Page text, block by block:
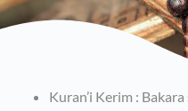
Kuran’i Kerim :